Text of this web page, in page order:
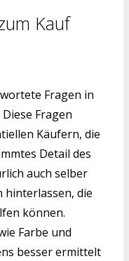
Kauf
Fragen in
Fragen
Käufern, die
Detail des
auch selber
hinterlassen, die
können.
Farbe und
besser ermittelt